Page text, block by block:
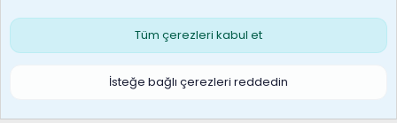
Çerezler
S
Tüm çerezleri kabul et
İsteğe bağlı çerezleri reddedin